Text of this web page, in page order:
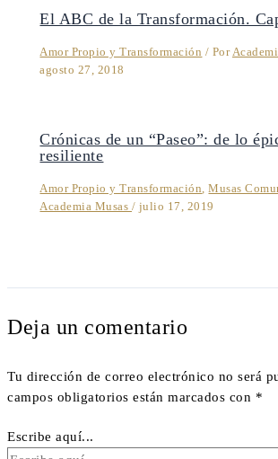
El ABC de la Transformación.
Amor Propio y Transformación / Por
agosto 27, 2018
Crónicas de un “Paseo”: de lo
resiliente
Amor Propio y Transformación,Musas
Academia Musas / julio 17, 2019
Deja un comentario
Tu dirección de correo electrónico no será
campos obligatorios están marcados con *
Escribe aquí...